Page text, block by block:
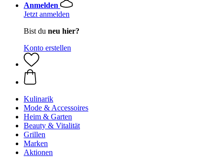
Anmelden
Jetzt anmelden
Bist du neu hier?
Konto erstellen
Kulinarik
Mode & Accessoires
Heim & Garten
Beauty & Vitalität
Grillen
Marken
Aktionen